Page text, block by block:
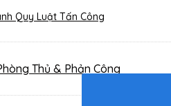
Quy Luật Tấn Công
Thủ & Phản Công